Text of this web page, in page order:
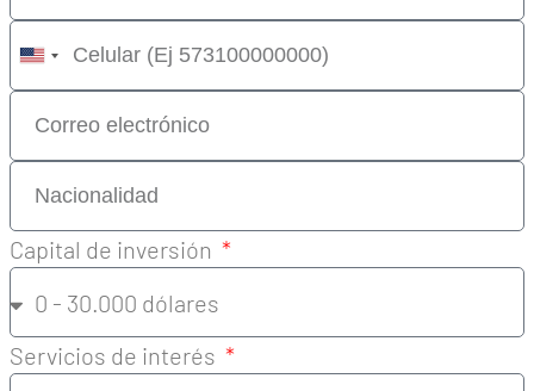
United
States
+1
Capital de inversión
Servicios de interés